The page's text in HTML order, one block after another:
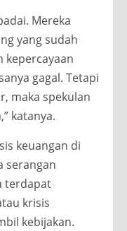
Mereka
yang sudah
kepercayaan
gagal. Tetapi
maka spekulan
katanya.
keuangan di
serangan
terdapat
krisis
kebijakan.